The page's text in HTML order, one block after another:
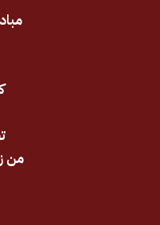
مبادرات مدنية
من زاوية أخرى